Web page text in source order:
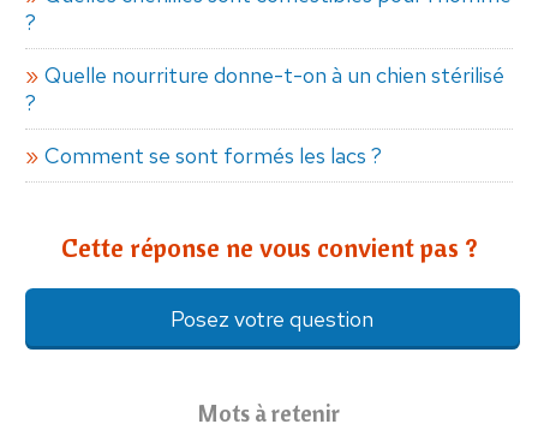
?
Quelle nourriture donne-t-on à un chien stérilisé
?
Comment se sont formés les lacs ?
Cette réponse ne vous convient pas ?
Posez votre question
Mots à retenir